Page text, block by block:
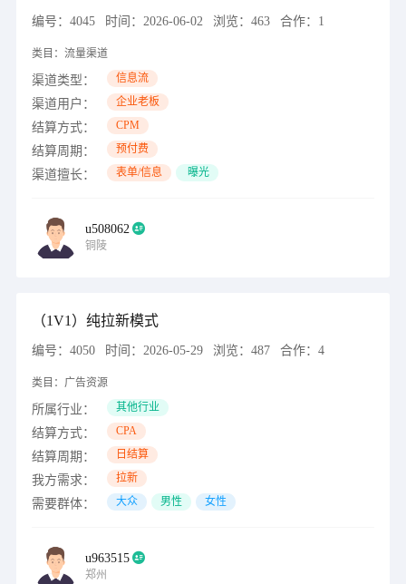
编号： 4045 时间： 2026-06-02 浏览： 463 合作： 1
类目： 流量渠道
渠道类型： 信息流
渠道用户： 企业老板
结算方式： CPM
结算周期： 预付费
渠道擅长： 表单/信息 曝光
u508062
铜陵
（1V1）纯拉新模式
编号： 4050 时间： 2026-05-29 浏览： 487 合作： 4
类目： 广告资源
所属行业： 其他行业
结算方式： CPA
结算周期： 日结算
我方需求： 拉新
需要群体： 大众 男性 女性
u963515
郑州